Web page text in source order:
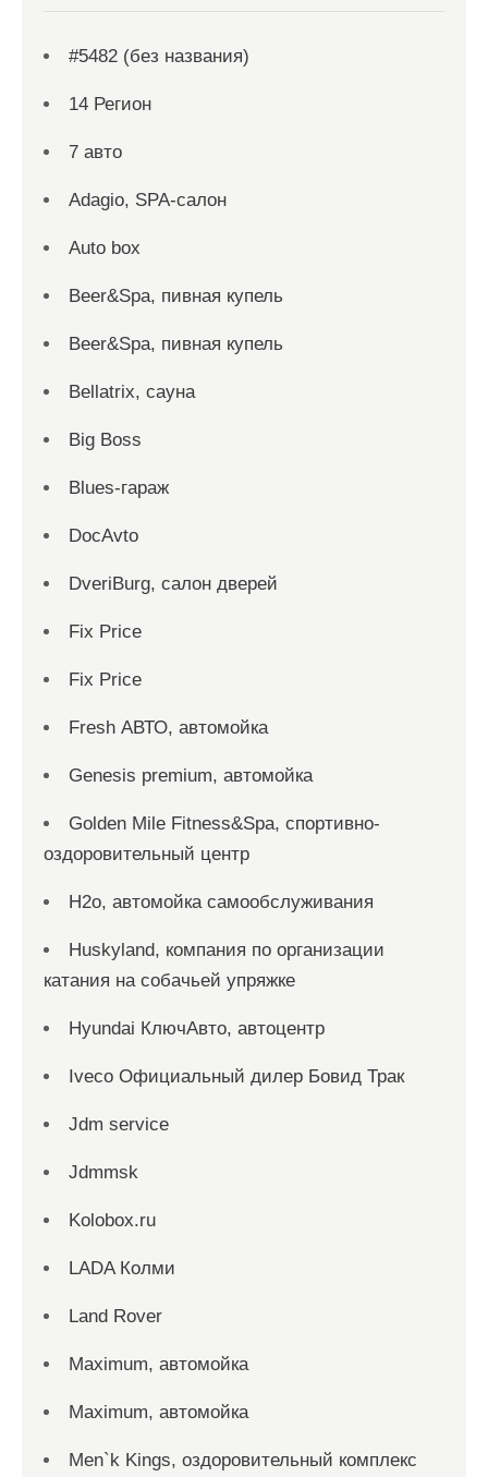
#5482 (без названия)
14 Регион
7 авто
Adagio, SPA-салон
Auto box
Beer&Spa, пивная купель
Beer&Spa, пивная купель
Bellatrix, сауна
Big Boss
Blues-гараж
DocAvto
DveriBurg, салон дверей
Fix Price
Fix Price
Fresh АВТО, автомойка
Genesis premium, автомойка
Golden Mile Fitness&Spa, спортивно-
оздоровительный центр
H2o, автомойка самообслуживания
Huskyland, компания по организации
катания на собачьей упряжке
Hyundai КлючАвто, автоцентр
Iveco Официальный дилер Бовид Трак
Jdm service
Jdmmsk
Kolobox.ru
LADA Колми
Land Rover
Maximum, автомойка
Maximum, автомойка
Men`k Kings, оздоровительный комплекс